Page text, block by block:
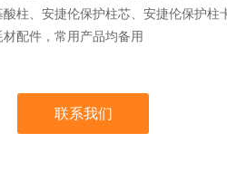
柱、安捷伦保护柱芯、安捷伦保护柱
配件，常用产品均备用
联系我们